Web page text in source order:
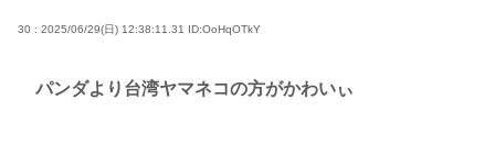
30 : 2025/06/29(日) 12:38:11.31 ID:OoHqOTkY
パンダより台湾ヤマネコの方がかわいぃ